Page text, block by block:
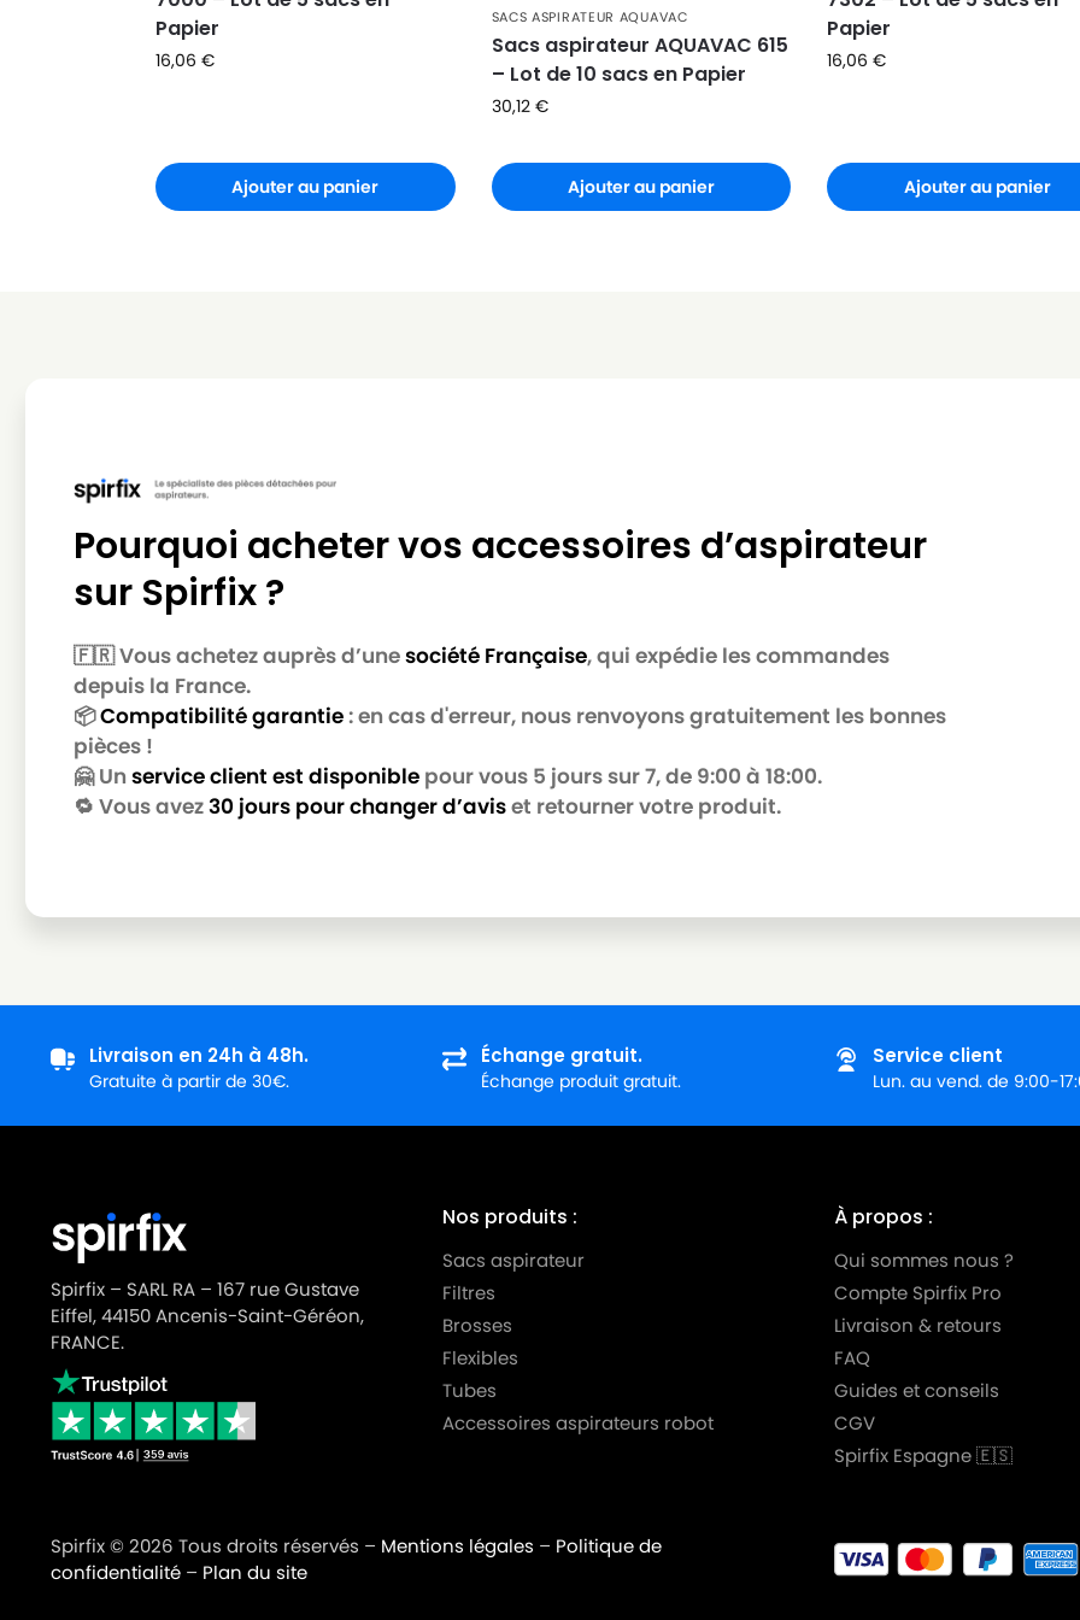
AQUAVAC
AQUAVAC
AQUAVAC 950.55
AQUAVAC
AQUAVAC
AQUAVAC AZ 9171775
AQUAVAC
AQUAVAC AZ 917875
AQUAVAC
AQUAVAC
AQUAVAC BOXER 30
AQUAVAC
AQUAVAC C-5 C/EC
AQUAVAC
AQUAVAC CGNT 45120303
AQUAVAC
AQUAVAC EXXTRA 211
AQUAVAC
AQUAVAC HERKULES 3000
AQUAVAC
AQUAVAC HERKULES 4000
AQUAVAC
AQUAVAC
AQUAVAC MAX 25
AQUAVAC
AQUAVAC MAX 25ESC
AQUAVAC MULTIPRO 950
AQUAVAC
AQUAVAC MULTIPRO TRIONIC
AQUAVAC
AQUAVAC
AQUAVAC PLUS 4000
Papier
16,06 €
Ajouter au panier
SACS ASPIRATEUR AQUAVAC
Sacs aspirateur AQUAVAC 615
– Lot de 10 sacs en Papier
30,12 €
Ajouter au panier
Papier
16,06€
Ajouter au panier
Pourquoi acheter vos accessoires d’aspirateur
sur Spirfix ?
🇫🇷 Vous achetez auprès d’unesociété Française, qui expédie les commandes
depuis la France.
📦Compatibilité garantie: en cas d'erreur, nous renvoyons gratuitement les bonnes
pièces !
🤗 Un service client est disponible pour vous 5 jours sur 7, de 9:00 à 18:00.
🔁 Vous avez30 jours pour changer d’aviset retourner votre produit.
Livraison en 24h à 48h.
Gratuite à partir de 30€.
Échange gratuit.
Échange produit gratuit.
Service client
Lun. au vend. de 9:00-
Spirfix – SARL RA – 167 rue Gustave
Eiffel, 44150 Ancenis-Saint-Géréon,
FRANCE.
Nos produits :
Sacs aspirateur
Filtres
Brosses
Flexibles
Tubes
Accessoires aspirateurs robot
À propos :
Qui sommes nous ?
Compte Spirfix Pro
Livraison & retours
FAQ
Guides et conseils
CGV
Spirfix Espagne 🇪🇸
Spirfix © 2026 Tous droits réservés – Mentions légales – Politique de
confidentialité– Plan du site